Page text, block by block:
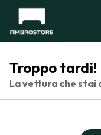
Troppo tardi!
La vettura che stai